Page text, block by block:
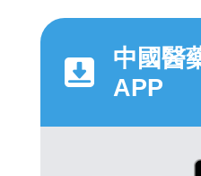
中國醫
APP